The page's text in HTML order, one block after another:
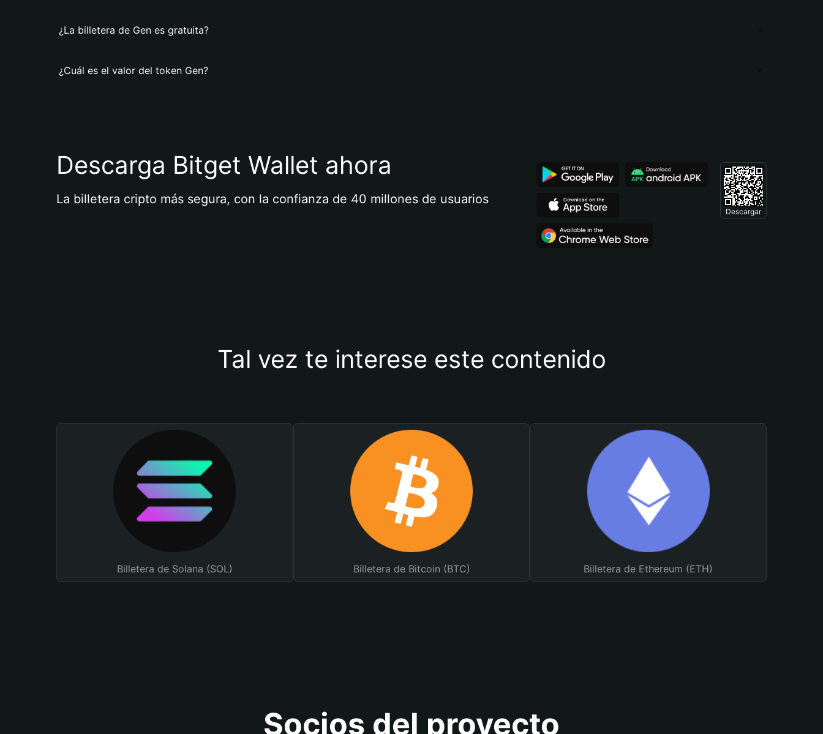
¿La billetera de Gen es gratuita?
¿Cuál es el valor del token Gen?
Descarga Bitget Wallet ahora
La billetera cripto más segura, con la confianza de 40 millones de usuarios
Descargar
Tal vez te interese este contenido
Billetera de Solana (SOL) Billetera de Bitcoin (BTC) Billetera de Ethereum (ETH)
Socios del proyecto